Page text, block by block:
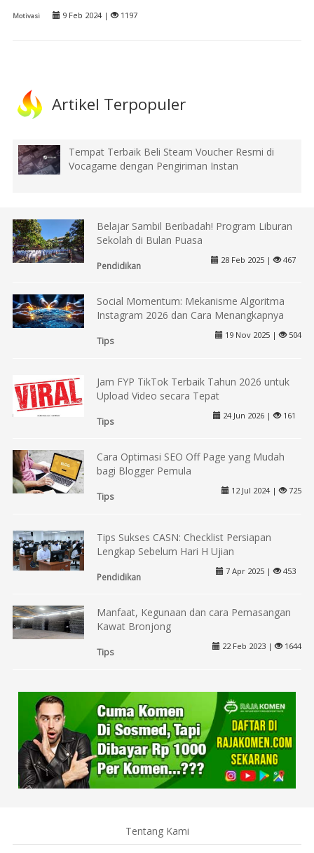
Motivasi 9 Feb 2024 | 1197
Artikel Terpopuler
Tempat Terbaik Beli Steam Voucher Resmi di
Vocagame dengan Pengiriman Instan
Belajar Sambil Beribadah! Program Liburan
Sekolah di Bulan Puasa
Pendidikan
28 Feb 2025 | 467
Social Momentum: Mekanisme Algoritma
Instagram 2026 dan Cara Menangkapnya
Tips
19 Nov 2025 | 504
Jam FYP TikTok Terbaik Tahun 2026 untuk
Upload Video secara Tepat
Tips
24 Jun 2026 | 161
Cara Optimasi SEO Off Page yang Mudah
bagi Blogger Pemula
Tips
12 Jul 2024 | 725
Tips Sukses CASN: Checklist Persiapan
Lengkap Sebelum Hari H Ujian
Pendidikan
7 Apr 2025 | 453
Manfaat, Kegunaan dan cara Pemasangan
Kawat Bronjong
Tips
22 Feb 2023 | 1644
Tentang Kami